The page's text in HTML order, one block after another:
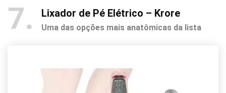
7 Lixador de Pé Elétrico – Krore
Uma das opções mais anatômicas da lista